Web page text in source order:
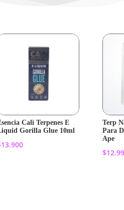
Cali Terpenes E
Gorilla Glue 10ml
13.900
Terp
Para
Ape
$